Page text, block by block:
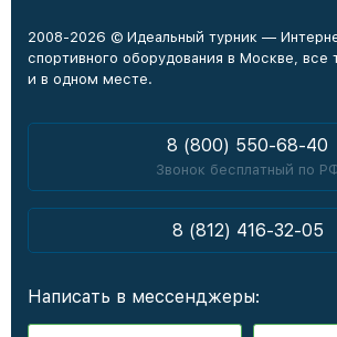
2008-2026 © Идеальный турник —
спортивного оборудования в Москве, все
и в одном месте.
8 (800) 550-68-40
Звонок бесплатный по
8 (812) 416-32-05
Написать в мессенджеры: